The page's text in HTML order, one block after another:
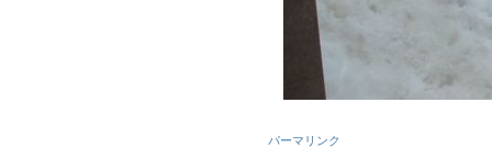
パーマリンク